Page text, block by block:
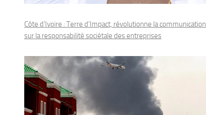
Côte d’Ivoire : Terre d’Impact, révolutionne la communication
sur la responsabilité sociétale des entreprises